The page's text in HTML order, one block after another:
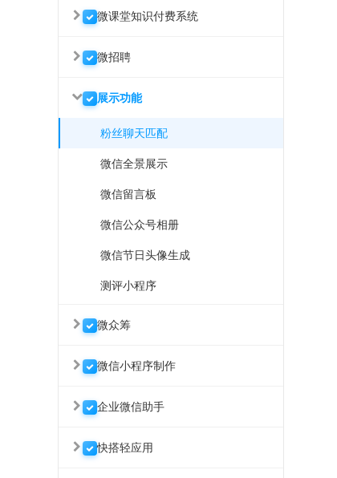
微课堂知识付费系统
微招聘
展示功能
粉丝聊天匹配
微信全景展示
微信留言板
微信公众号相册
微信节日头像生成
测评小程序
微众筹
微信小程序制作
企业微信助手
快搭轻应用